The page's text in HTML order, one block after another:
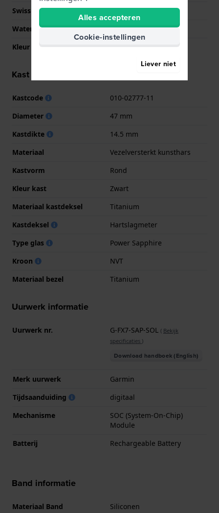
Swiss Made
Nee
Waterdichtheid
10 Bar (zwemmen)
Kleur Wijzerplaat
NVT
Kast informatie
Kastcode
010-02777-11
Diameter
47 mm
Kastdikte
14.5 mm
Materiaal
Vezelversterkt kunsthars
Kastvorm
Rond
Kleur kast
Zwart
Materiaal kastdeksel
Titanium
Kastdeksel
Hartslagmeter
Type glas
Power Sapphire
Kroon
NVT
Materiaal bezel
Titanium
Uurwerk informatie
Uurwerk nr. G-FX7-SAP-SOL ( Bekijk
specificaties )
Download handboek (English)
Merk uurwerk
Garmin
Tijdsaanduiding
digitaal
Mechanisme
SOC (System-On-Chip)
Module
Batterij
Rechargeable Battery
Band informatie
Materiaal Band Siliconen
Alles accepteren
Cookie-instellingen
Liever niet